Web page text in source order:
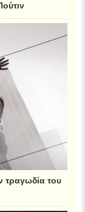
τραγωδία του